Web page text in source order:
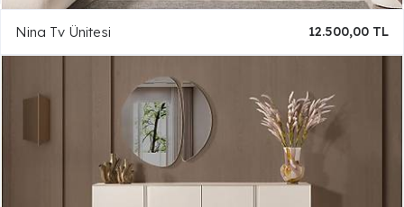
Nina Tv Ünitesi 12.500,00 TL